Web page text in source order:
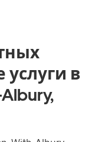
услуги в